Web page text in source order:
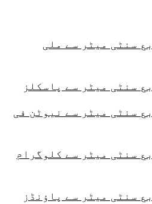
سنٹی میٹر سے ملی
سنٹی میٹر سے پاسکلز
سنٹی میٹر سے نیوٹن فی
سنٹی میٹر سے کلوگرام
سنٹی میٹر سے پاؤنڈز